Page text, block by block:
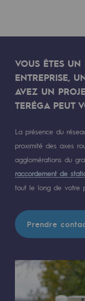
Actualités
Evénements
L'édito
VOUS ÊTES UN
ENTREPRISE,
AVEZ UN
TERÉGA PEUT
La présence du
proximité des axes
agglomérations du
raccordement de
tout le long de votre
Prendre